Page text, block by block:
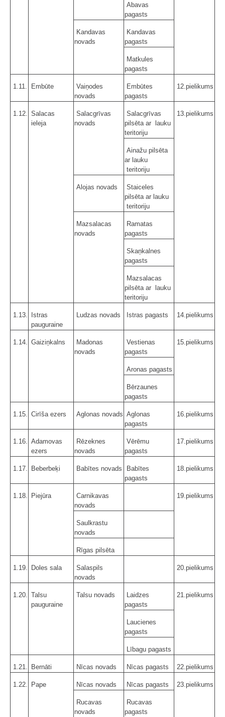
Abavas
pagasts
Kandavas
novads
Kandavas
pagasts
Matkules
pagasts
1.11. Embūte
Vaiņodes
novads
Embūtes
pagasts
12.pielikums
1.12.
Salacas
ieleja
Salacgrīvas
novads
Salacgrīvas
pilsēta ar lauku
teritoriju
13.pielikums
Ainažu pilsēta
ar lauku
teritoriju
Alojas novads
Staiceles
pilsēta ar lauku
teritoriju
Mazsalacas
novads
Ramatas
pagasts
Skaņkalnes
pagasts
Mazsalacas
pilsēta ar lauku
teritoriju
1.13.
Istras
pauguraine
Ludzas novads Istras pagasts 14.pielikums
1.14. Gaiziņkalns
Madonas
novads
Vestienas
pagasts
15.pielikums
Aronas pagasts
Bērzaunes
pagasts
1.15. Cirīša ezers Aglonas novads Aglonas
pagasts
16.pielikums
1.16.
Adamovas
ezers
Rēzeknes
novads
Vērēmu
pagasts
17.pielikums
1.17. Beberbeķi Babītes novads
Babītes
pagasts
18.pielikums
1.18. Piejūra
Carnikavas
novads
19.pielikums
Saulkrastu
novads
Rīgas pilsēta
1.19. Doles sala
Salaspils
novads
20.pielikums
1.20.
Talsu
pauguraine
Talsu novads
Laidzes
pagasts
21.pielikums
Laucienes
pagasts
Lībagu pagasts
1.21. Bernāti Nīcas novads Nīcas pagasts 22.pielikums
1.22. Pape Nīcas novads Nīcas pagasts 23.pielikums
Rucavas
novads
Rucavas
pagasts